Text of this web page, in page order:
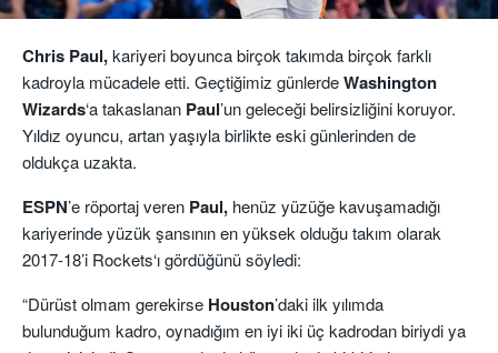
Chris Paul,kariyeri boyunca birçok takımda birçok farklı
kadroyla mücadele etti. Geçtiğimiz günlerdeWashington
Wizards‘a takaslanan Paul’un geleceği belirsizliğini koruyor.
Yıldız oyuncu, artan yaşıyla birlikte eski günlerinden de
oldukça uzakta.
ESPN’e röportaj veren Paul, henüz yüzüğe kavuşamadığı
kariyerinde yüzük şansının en yüksek olduğu takım olarak
2017-18’i Rockets‘ı gördüğünü söyledi:
“Dürüst olmam gerekirse Houston’daki ilk yılımda
bulunduğum kadro, oynadığım en iyi iki üç kadrodan biriydi ya